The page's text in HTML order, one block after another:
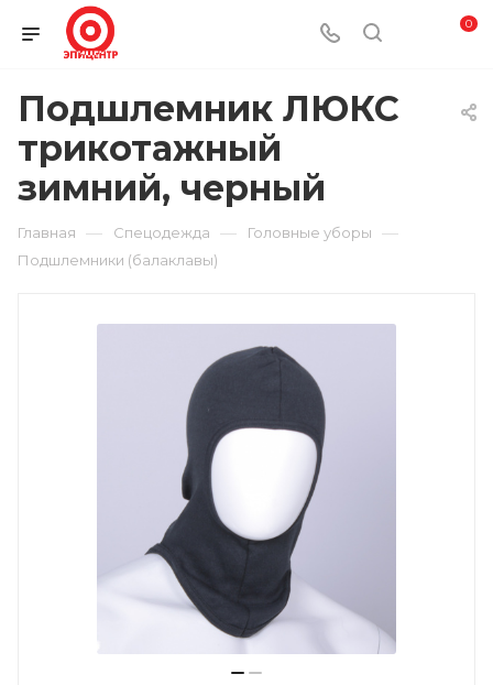
0
Подшлемник ЛЮКС
трикотажный
зимний, черный
Главная — Спецодежда — Головные уборы —
Подшлемники (балаклавы)